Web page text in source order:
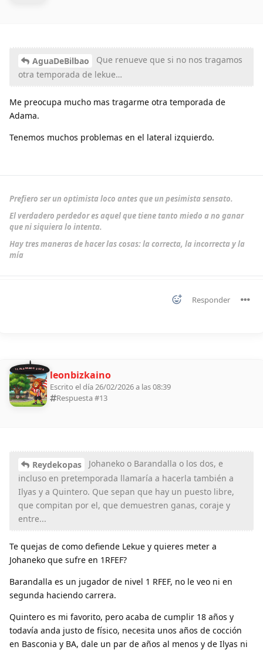
AguaDeBilbao
Que renueve que si no nos tragamos
otra temporada de lekue…
Me preocupa mucho mas tragarme otra temporada de
Adama.
Tenemos muchos problemas en el lateral izquierdo.
Prefiero ser un optimista loco antes que un pesimista sensato.
El verdadero perdedor es aquel que tiene tanto miedo a no ganar
que ni siquiera lo intenta.
Hay tres maneras de hacer las cosas: la correcta, la incorrecta y la
mía
Responder
11 ALDEANOS 2026 leonbizkaino
Escrito el día 26/02/2026 a las 08:39
Respuesta #13
Reydekopas
Johaneko o Barandalla o los dos, e
incluso en pretemporada llamaría a hacerla también a
Ilyas y a Quintero. Que sepan que hay un puesto libre,
que compitan por el, que demuestren ganas, coraje y
entre...
Te quejas de como defiende Lekue y quieres meter a
Johaneko que sufre en 1RFEF?
Barandalla es un jugador de nivel 1 RFEF, no le veo ni en
segunda haciendo carrera.
Quintero es mi favorito, pero acaba de cumplir 18 años y
todavía anda justo de físico, necesita unos años de cocción
en Basconia y BA, dale un par de años al menos y de Ilyas ni